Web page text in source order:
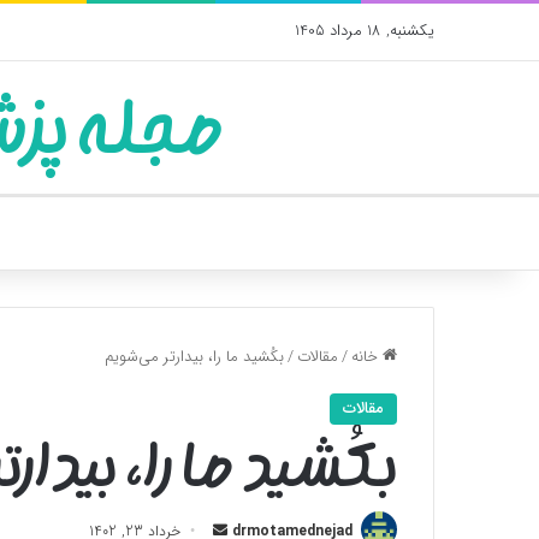
یکشنبه, 18 مرداد 1405
مجله
خانه/مقالات/بکُشید ما را، بیدارتر می‌شویم
مقالات
بکُشید ما را،
drmotamednejad
ارسال خرداد 23, 1402